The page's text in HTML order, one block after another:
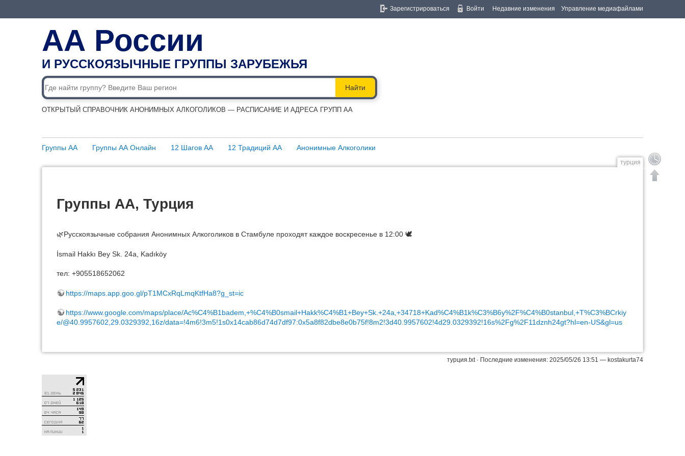
АА России
И РУССКОЯЗЫЧНЫЕ ГРУППЫ ЗАРУБЕЖЬЯ
Найти
ОТКРЫТЫЙ СПРАВОЧНИК АНОНИМНЫХ АЛКОГОЛИКОВ — РАСПИСАНИЕ И АДРЕСА ГРУПП АА
Группы АА Группы АА Онлайн 12 Шагов АА 12 Традиций АА Анонимные Алкоголики
Зарегистрироваться Войти Недавние изменения Управление медиафайлами
турция
Группы АА, Турция
🌿Русскоязычные собрания Анонимных Алкоголиков в Стамбуле проходят каждое воскресенье в 12:00 🕊️
İsmail Hakkı Bey Sk. 24a, Kadıköy
тел: +905518652062
https://maps.app.goo.gl/pT1MCxRqLmqKtfHa8?g_st=ic
https://www.google.com/maps/place/Ac%C4%B1badem,+%C4%B0smail+Hakk%C4%B1+Bey+Sk.+24a,+34718+Kad%C4%B1k%C3%B6y%2F%C4%B0stanbul,+T%C3%BCrkiy
e/@40.9957602,29.0329392,16z/data=!4m6!3m5!1s0x14cab86d74d7df97:0x5a8f82dbe8e0b75f!8m2!3d40.9957602!4d29.0329392!16s%2Fg%2F11dznh24gt?hl=en-US&gl=us
турция.txt· Последние изменения: 2025/05/26 13:51 — kostakurta74